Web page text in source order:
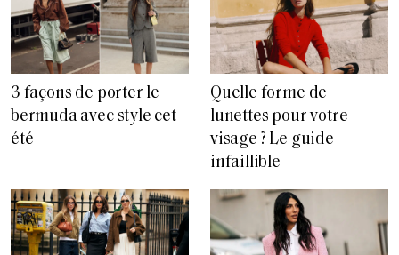
3 façons de porter le
bermuda avec style cet
été
Quelle forme de
lunettes pour votre
visage ? Le guide
infaillible